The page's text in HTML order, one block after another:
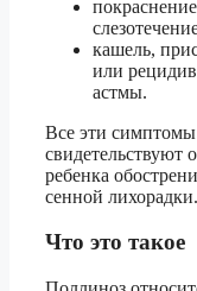
покраснение
кашель,
или
астмы.
Все эти симптомы
свидетельствуют
ребенка
сенной лихорадки.
Что это такое